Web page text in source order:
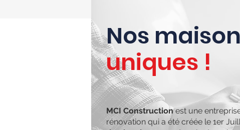
Nos
uniques !
MCI Constructionest une
rénovation qui a été créée le 1er